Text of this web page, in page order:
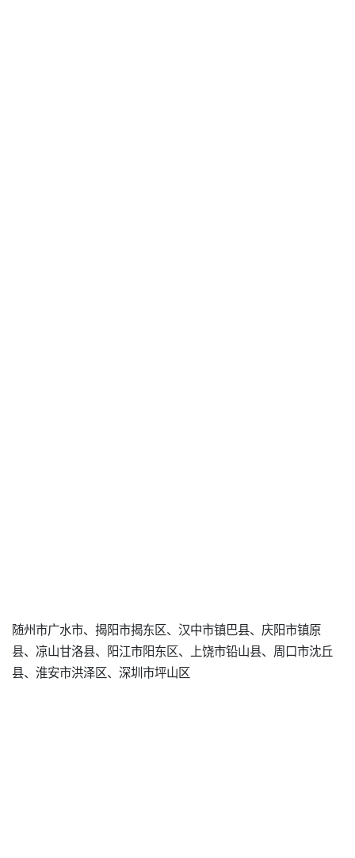
随州市广水市、揭阳市揭东区、汉中市镇巴县、庆阳市镇原
县、凉山甘洛县、阳江市阳东区、上饶市铅山县、周口市沈丘
县、淮安市洪泽区、深圳市坪山区